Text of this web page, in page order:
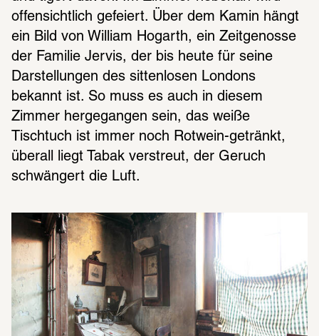
offensichtlich gefeiert. Über dem Kamin hängt
ein Bild von William Hogarth, ein Zeitgenosse
der Familie Jervis, der bis heute für seine
Darstellungen des sittenlosen Londons
bekannt ist. So muss es auch in diesem
Zimmer hergegangen sein, das weiße
Tischtuch ist immer noch Rotwein-getränkt,
überall liegt Tabak verstreut, der Geruch
schwängert die Luft.